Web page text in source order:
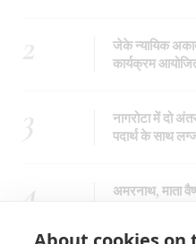
2
जेके न्यायिक
कार्यक्रम
3
नागरोटा में दो
पदार्थ के साथ
4
अमरनाथ, माता